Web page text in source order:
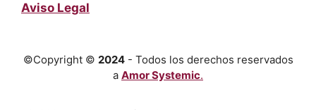
Aviso Legal
©Copyright © 2024- Todos los derechos reservados
a Amor Systemic.